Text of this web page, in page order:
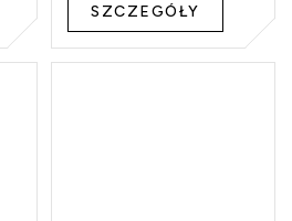
SZCZEGÓŁY